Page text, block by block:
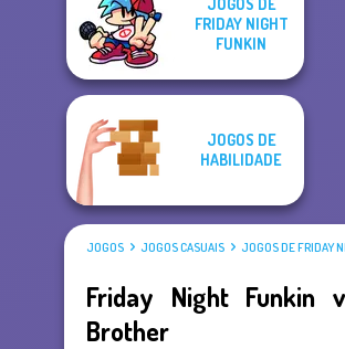
JOGOS DE
FRIDAY NIGHT
FUNKIN
JOGOS DE
HABILIDADE
JOGOS JOGOS CASUAIS JOGOS DE FRIDAY
Friday Night Funkin
Brother